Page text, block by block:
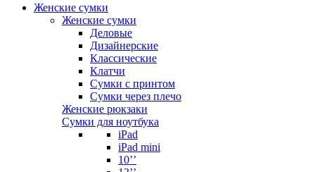
Женские сумки
Женские сумки
Деловые
Дизайнерские
Классические
Клатчи
Сумки с принтом
Сумки через плечо
Женские рюкзаки
Сумки для ноутбука
iPad
iPad mini
10’’